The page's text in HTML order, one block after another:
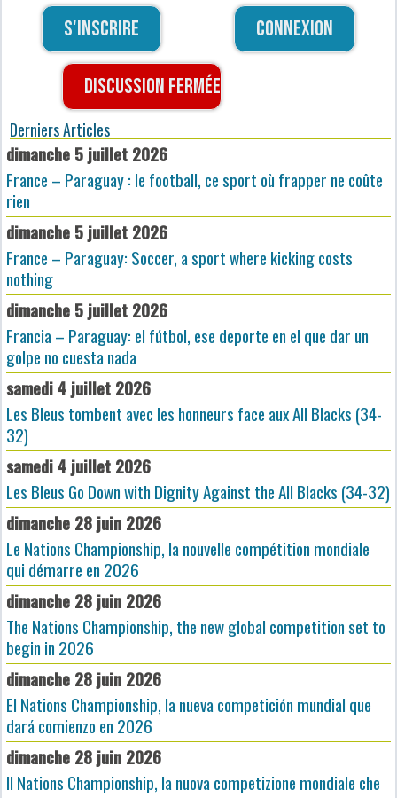
S'inscrire Connexion
Discussion fermée
Derniers Articles
dimanche 5 juillet 2026
France – Paraguay : le football, ce sport où frapper ne coûte
rien
dimanche 5 juillet 2026
France – Paraguay: Soccer, a sport where kicking costs
nothing
dimanche 5 juillet 2026
Francia – Paraguay: el fútbol, ese deporte en el que dar un
golpe no cuesta nada
samedi 4 juillet 2026
Les Bleus tombent avec les honneurs face aux All Blacks (34-
32)
samedi 4 juillet 2026
Les Bleus Go Down with Dignity Against the All Blacks (34-32)
dimanche 28 juin 2026
Le Nations Championship, la nouvelle compétition mondiale
qui démarre en 2026
dimanche 28 juin 2026
The Nations Championship, the new global competition set to
begin in 2026
dimanche 28 juin 2026
El Nations Championship, la nueva competición mundial que
dará comienzo en 2026
dimanche 28 juin 2026
Il Nations Championship, la nuova competizione mondiale che